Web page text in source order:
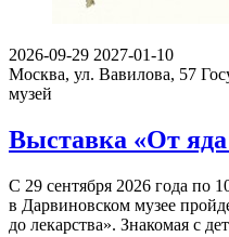
2026-09-29 2027-01-10
Москва, ул. Вавилова, 57
музей
Выставка «От яда
С 29 сентября 2026 года по
в Дарвиновском музее
до лекарства». Знакомая с